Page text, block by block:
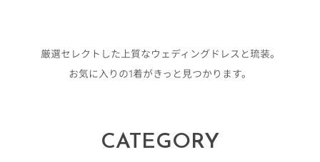
厳選セレクトした上質なウェディングドレスと琉装。
お気に入りの1着がきっと見つかります。
CATEGORY